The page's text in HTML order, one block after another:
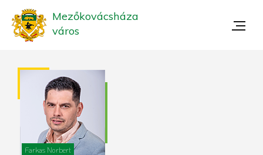
Mezőkovácsháza
város
Farkas Norbert